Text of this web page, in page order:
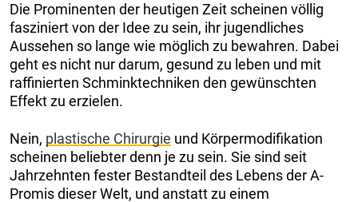
Die Prominenten der heutigen Zeit scheinen völlig
fasziniert von der Idee zu sein, ihr jugendliches
Aussehen so lange wie möglich zu bewahren. Dabei
geht es nicht nur darum, gesund zu leben und mit
raffinierten Schminktechniken den gewünschten
Effekt zu erzielen.
Nein, plastische Chirurgie und Körpermodifikation
scheinen beliebter denn je zu sein. Sie sind seit
Jahrzehnten fester Bestandteil des Lebens der A-
Promis dieser Welt, und anstatt zu einem